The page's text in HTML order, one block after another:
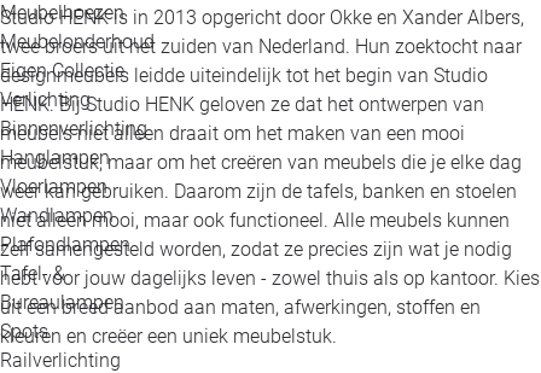
Meubelhoezen
Meubelonderhoud
Eigen Collectie
Verlichting
Binnenverlichting
Hanglampen
Vloerlampen
Wandlampen
Plafondlampen
Tafel- &
Bureaulampen
Spots
Railverlichting
Studio HENK is in 2013 opgericht door Okke en Xander Albers,
twee broers uit het zuiden van Nederland. Hun zoektocht naar
designmeubels leidde uiteindelijk tot het begin van Studio
HENK. Bij Studio HENK geloven ze dat het ontwerpen van
meubels niet alleen draait om het maken van een mooi
meubelstuk, maar om het creëren van meubels die je elke dag
weer kan gebruiken. Daarom zijn de tafels, banken en stoelen
niet alleen mooi, maar ook functioneel. Alle meubels kunnen
zelf samengesteld worden, zodat ze precies zijn wat je nodig
hebt voor jouw dagelijks leven - zowel thuis als op kantoor. Kies
uit een breed aanbod aan maten, afwerkingen, stoffen en
kleuren en creëer een uniek meubelstuk.